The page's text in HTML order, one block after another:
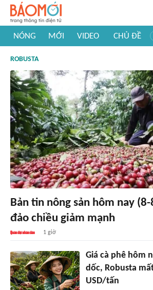
NÓNG MỚI VIDEO CHỦ ĐỀ
#Khám phá thế giới
ROBUSTA
Bản tin nông sản hôm nay
đảo chiều giảm mạnh
1 giờ
Giá cà phê hôm
dốc, Robusta
USD/tấn